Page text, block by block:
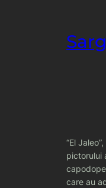
“El
pictorului
care au